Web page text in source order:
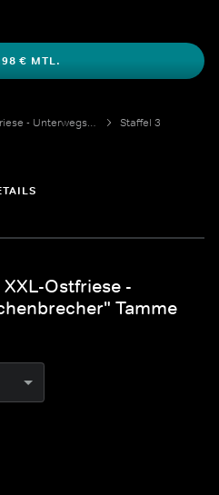
€ MTL.
Der XXL-Ostfriese - Unterwegs mit "Knochenbrecher" Tamme Hanken
Staffel 3
Ostfriese -
Tamme